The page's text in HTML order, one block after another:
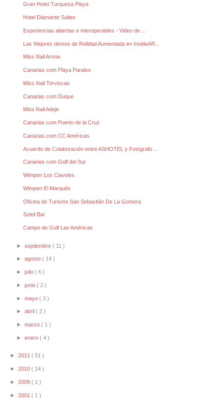
Gran Hotel Turquesa Playa
Hotel Diamante Suites
Experiencias abiertas e interoperables - Video de ...
Las Mejores demos de Relidad Aumentada en InsideAR...
Miss Nail Arona
Canarias com Playa Paraiso
Miss Nail Torviscas
Canarias com Duque
Miss Nail Adeje
Canarias.com Puerto de la Cruz
Canarias.com CC Américas
Acuerdo de Colaboración entre ASHOTEL y Fotógrafo ...
Canarias com Golf del Sur
Wimpen Los Claveles
Wimpen El Marqués
Oficina de Turismo San Sebastián De La Gomera
Soleil Bar
Campo de Golf Las Américas
►septiembre( 11 )
►agosto( 14 )
►julio( 6 )
►junio( 2 )
►mayo( 3 )
►abril( 2 )
►marzo( 1 )
►enero( 4 )
► 2011 ( 51 )
► 2010 ( 14 )
► 2009 ( 1 )
► 2001 ( 1 )